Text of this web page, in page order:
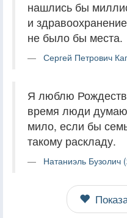
нашлись бы
и
не было бы места.
Сергей Петрович
Я люблю
время люди
мило, если бы
такому раскладу.
Натаниэль Бузолич